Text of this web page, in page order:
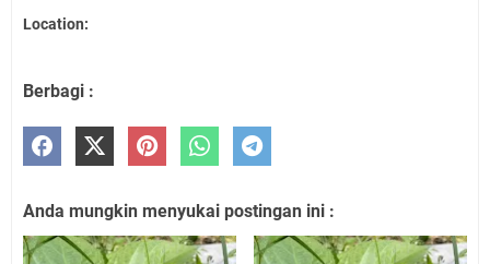
Location:
Berbagi :
Anda mungkin menyukai postingan ini :